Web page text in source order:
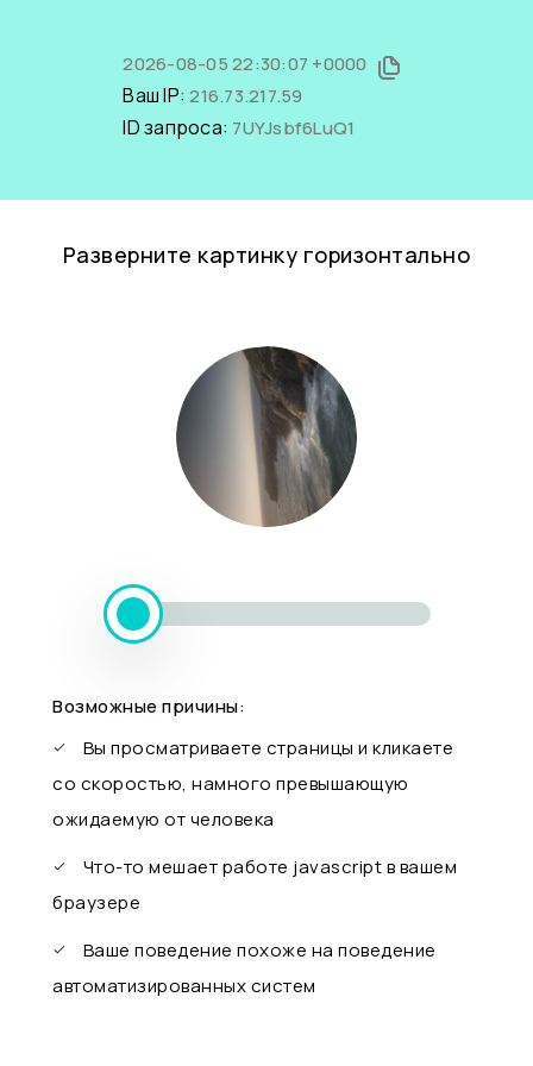
2026-08-05 22:30:07 +0000
Ваш IP:216.73.217.59
ID запроса: 7UYJsbf6LuQ1
Разверните картинку горизонтально
Возможные причины:
Вы просматриваете страницы и кликаете
со скоростью, намного превышающую
ожидаемую от человека
Что-то мешает работе javascript в вашем
браузере
Ваше поведение похоже на поведение
автоматизированных систем